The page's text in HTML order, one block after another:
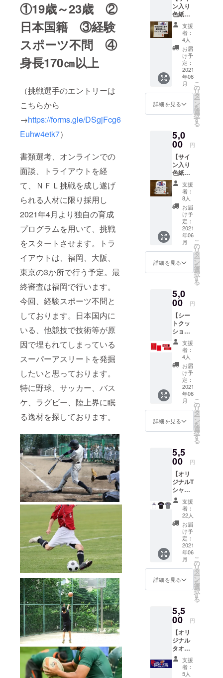
①19歳～23歳 ②
日本国籍 ③経験
スポーツ不問 ④
身長170㎝以上
（挑戦選手のエントリーは
こちらから
→https://forms.gle/DSgjFcg6
Euhw4etk7）
書類選考、オンラインでの
面談、トライアウトを経
て、ＮＦＬ挑戦を成し遂げ
られる人材に限り採用し
2021年4月より独自の育成
プログラムを用いて、挑戦
をスタートさせます。トラ
イアウトは、福岡、大阪、
東京の3か所で行う予定。最
終審査は福岡で行います。
今回、経験スポーツ不問と
しております。日本国内に
いる、他競技で技術等が原
因で埋もれてしまっている
スーパーアスリートを発掘
したいと思っております。
特に野球、サッカー、バス
ケ、ラグビー、陸上界に眠
る逸材を探しております。
ズンには２
部昇格、２
０１８年秋
シーズンに
は１部に昇
格できるよ
う日々突き
進んでまい
皆様に応援
ような、強
く、規律の
あるチーム
を目指し、
邁進してい
きます。ご
支援、ご声
援のほど、
よろしくお
願いいたし
ます。
代表:吉野至
GM:石内孔治
メリカン
フットボー
ル連盟監事
(前理事長) )
アシスタン
トGM:齋藤格
(公益社団法
人日本アメ
リカンフッ
トボール協
会理事/株式
表取締役社
プロモー
ター:安田錦
之助(株式会
社イコール
ワンホール
ディングス
代表取締役
副代表:小林
主務:渋谷俊
輔
アドバイ
ザー：室井
幹部:前田寛
二、吉田賢
史、梅谷貴
もご覧
くださ
い。
てはメ
ンバー
確定後
決定し
メール
にてご
案内し
ます。
・チー
ムから
のお礼
のメー
ル ・挑
人から
お礼の
セージ
ビデオ
をお送
りさせ
て頂き
ます。
（メッ
セージ
ビデオ
はご支
援者の
み限定
公開の
URLを
たしま
す。）
ン入り
色紙プ
ラン①
挑戦者
たち】
・挑戦
選手全
員のサ
イン入
り色紙
※画像で
は2人と
なって
おりま
アウト
の結果
次第で
は人数
が前後
する場
合もご
ざいま
す。ご
了承く
ださ
い。 ・
チーム
からの
お礼の
メール
・挑戦
らお礼
のメッ
ビデオ
をお送
りさせ
て頂き
ます。
（メッ
セージ
ビデオ
はご支
援者の
み限定
公開の
URLを
メール
す。）
支援
者：
4人
お届
け予
定：
2021
年06
月
詳細を見る
こ
の
リ
タ
ー
ン
を
選
択
す
る
5,0
00 円
【サイ
ン入り
色紙プ
ラン
②SUN
Sメン
バー】
・ご希
望の
SUNS
メン
バーの
サイン
・チー
ムから
ル ・挑
戦選手
決定
後、本
人から
お礼の
メッ
セージ
ビデオ
をお送
りさせ
て頂き
ます。
（メッ
セージ
ビデオ
はご支
URLを
メール
送りい
たしま
す。）
支援
者：
8人
お届
け予
定：
2021
年06
月
詳細を見る
こ
の
リ
タ
ー
ン
を
選
択
す
る
5,0
00 円
【シー
トクッ
ショ
ン】 ・
2021年
シーズ
ン新発
売のみ
らいふ
福岡
SUNS
オリジ
ナル
シート
クッ
ズ：
W340m
m×H27
5mm）
・チー
ムから
のお礼
のメー
ル ・挑
戦選手
決定
後、本
人から
お礼の
メッ
セージ
ビデオ
ます。
（メッ
ビデオ
はご支
援者の
み限定
公開の
URLを
支援
者：
4人
お届
け予
定：
2021
年06
月
詳細を見る
こ
の
リ
タ
ー
ン
を
選
択
す
る
5,5
00 円
【オリ
ジナルT
シャ
ツ】 ・
「SUN
S NFL
Project
」ロゴ
入りT
シャツ
※カラー
（白,黒,
グ
レー）
とサイ
M,L,LL,
3L）を
お選び
くださ
い。 ・
チーム
からの
お礼の
メール
支援
者：
22人
お届
け予
定：
2021
年06
月
詳細を見る
こ
の
リ
タ
ー
ン
を
選
択
す
る
5,5
00 円
【オリ
ジナル
タオ
ル】 ・
「SUN
S NFL
支援
者：
5人